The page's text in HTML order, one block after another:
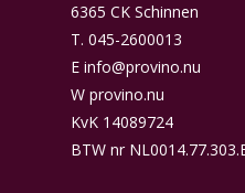
6365 CK Schinnen
T. 045-2600013
E info@provino.nu
W provino.nu
KvK 14089724
BTW nr